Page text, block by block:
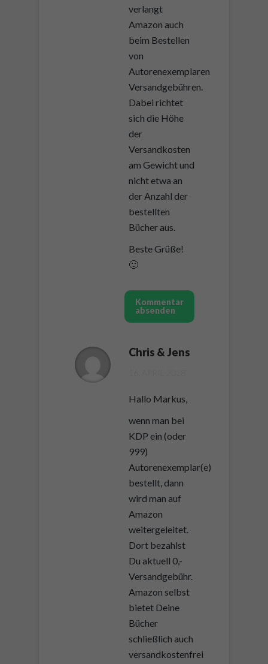
verlangt
Amazon auch
beim Bestellen
von
Autorenexemplaren
Versandgebühren.
Dabei richtet
sich die Höhe
der
Versandkosten
am Gewicht und
nicht etwa an
der Anzahl der
bestellten
Bücher aus.
Beste Grüße!
🙂
Kommentar
absenden
Chris & Jens
Hallo Markus,
wenn man bei
KDP ein (oder
999)
Autorenexemplar(e)
bestellt, dann
wird man auf
Amazon
weitergeleitet.
Dort bezahlst
Du aktuell 0,-
Versandgebühr.
Amazon selbst
bietet Deine
Bücher
schließlich auch
versandkostenfrei